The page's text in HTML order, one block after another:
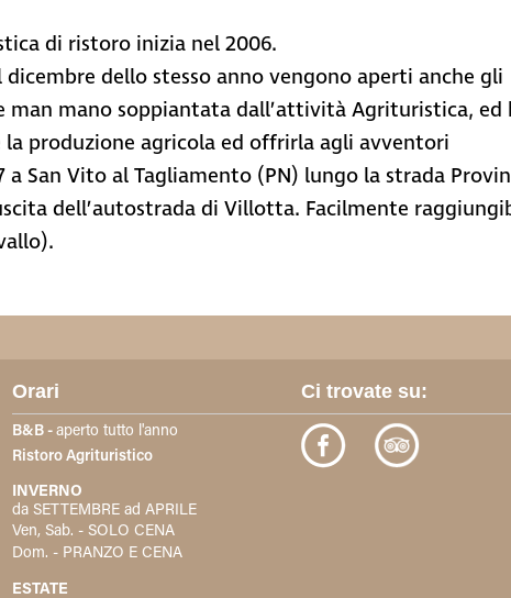
di ristoro inizia nel 2006.
dello stesso anno vengono aperti anche gli
mano soppiantata dall’attività Agrituristica, ed
produzione agricola ed offrirla agli avventori
San Vito al Tagliamento (PN) lungo la strada
dell’autostrada di Villotta. Facilmente
Orari
B&B -aperto tutto l'anno
Ristoro Agrituristico
INVERNO
da SETTEMBRE ad APRILE
Ven, Sab. - SOLO CENA
Dom. - PRANZO E CENA
ESTATE
Ci trovate su: